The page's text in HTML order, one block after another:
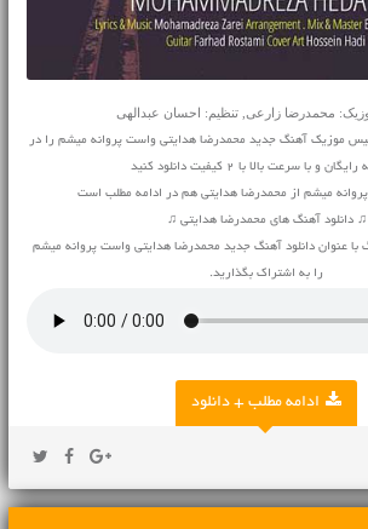
محمدرضا زارعی, تنظیم: احسان عبدالهی
موزیک آهنگ جدید محمدرضا هدایتی واست پروانه میشم را در
و با سرعت بالا با 2 کیفیت دانلود کنید
میشم از محمدرضا هدایتی هم در ادامه مطلب است
♫ دانلود آهنگ های محمدرضا هدایتی ♫
عنوان دانلود آهنگ جدید محمدرضا هدایتی واست پروانه میشم
را به اشتراک بگذارید.
ادامه مطلب + دانلود